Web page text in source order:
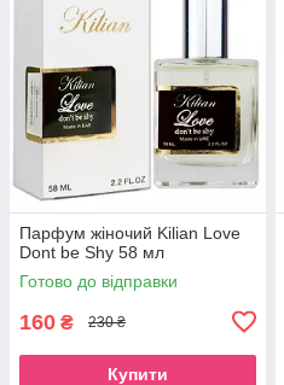
Парфум жіночий Kilian Love
Dont be Shy 58 мл
Готово до відправки
160 ₴ 230 ₴
Купити